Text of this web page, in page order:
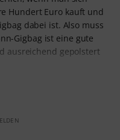
Hundert Euro kauft und
dabei ist. Also muss
Gigbag ist eine gute
ausreichend gepolstert